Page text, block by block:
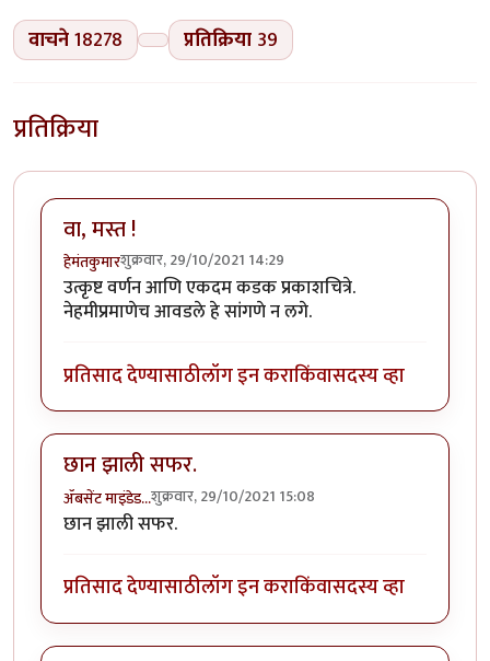
वाचने18278 प्रतिक्रिया 39
प्रतिक्रिया
वा, मस्त !
हेमंतकुमारशुक्रवार, 29/10/2021 14:29
उत्कृष्ट वर्णन आणि एकदम कडक प्रकाशचित्रे.
नेहमीप्रमाणेच आवडले हे सांगणे न लगे.
प्रतिसाद देण्यासाठीलॉग इन कराकिंवासदस्य व्हा
छान झाली सफर.
ॲबसेंट माइंडेड…शुक्रवार, 29/10/2021 15:08
छान झाली सफर.
प्रतिसाद देण्यासाठीलॉग इन कराकिंवासदस्य व्हा